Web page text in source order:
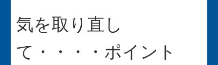
気を取り直し
て・・・・ポイント